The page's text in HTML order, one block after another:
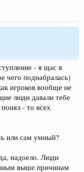
нет в конце концов
ро вынести. Я
бы всех.
- я щас в
чего поднабралась)
игроков вообще не
люди давали тебе
- то всех
или сам умный?
надоело. Люди
выше причинам